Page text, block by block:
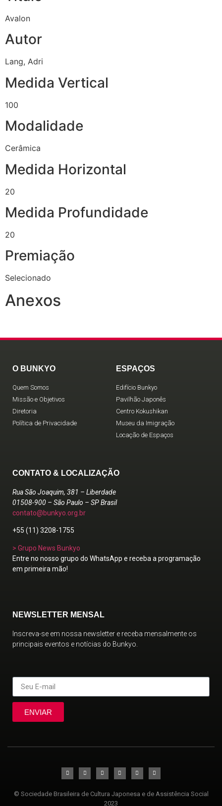
Avalon
Autor
Lang, Adri
Medida Vertical
100
Modalidade
Cerâmica
Medida Horizontal
20
Medida Profundidade
20
Premiação
Selecionado
Anexos
O BUNKYO
Quem Somos
Missão e Objetivos
Diretoria
Política de Privacidade
ESPAÇOS
Edifício Bunkyo
Pavilhão Japonês
Centro Kokushikan
Museu da Imigração
Locação de Espaços
CONTATO & LOCALIZAÇÃO
Rua São Joaquim, 381 – Liberdade
01508-900 – São Paulo – SP Brasil
contato@bunkyo.org.br
+55 (11) 3208-1755
> Grupo News Bunkyo
Entre no nosso grupo do WhatsApp e receba a programação
em primeira mão!
NEWSLETTER MENSAL
Inscreva-se em nossa newsletter e receba mensalmente os
principais eventos e notícias do Bunkyo.
ENVIAR
© Sociedade Brasileira de Cultura Japonesa e de Assistência Social
2023